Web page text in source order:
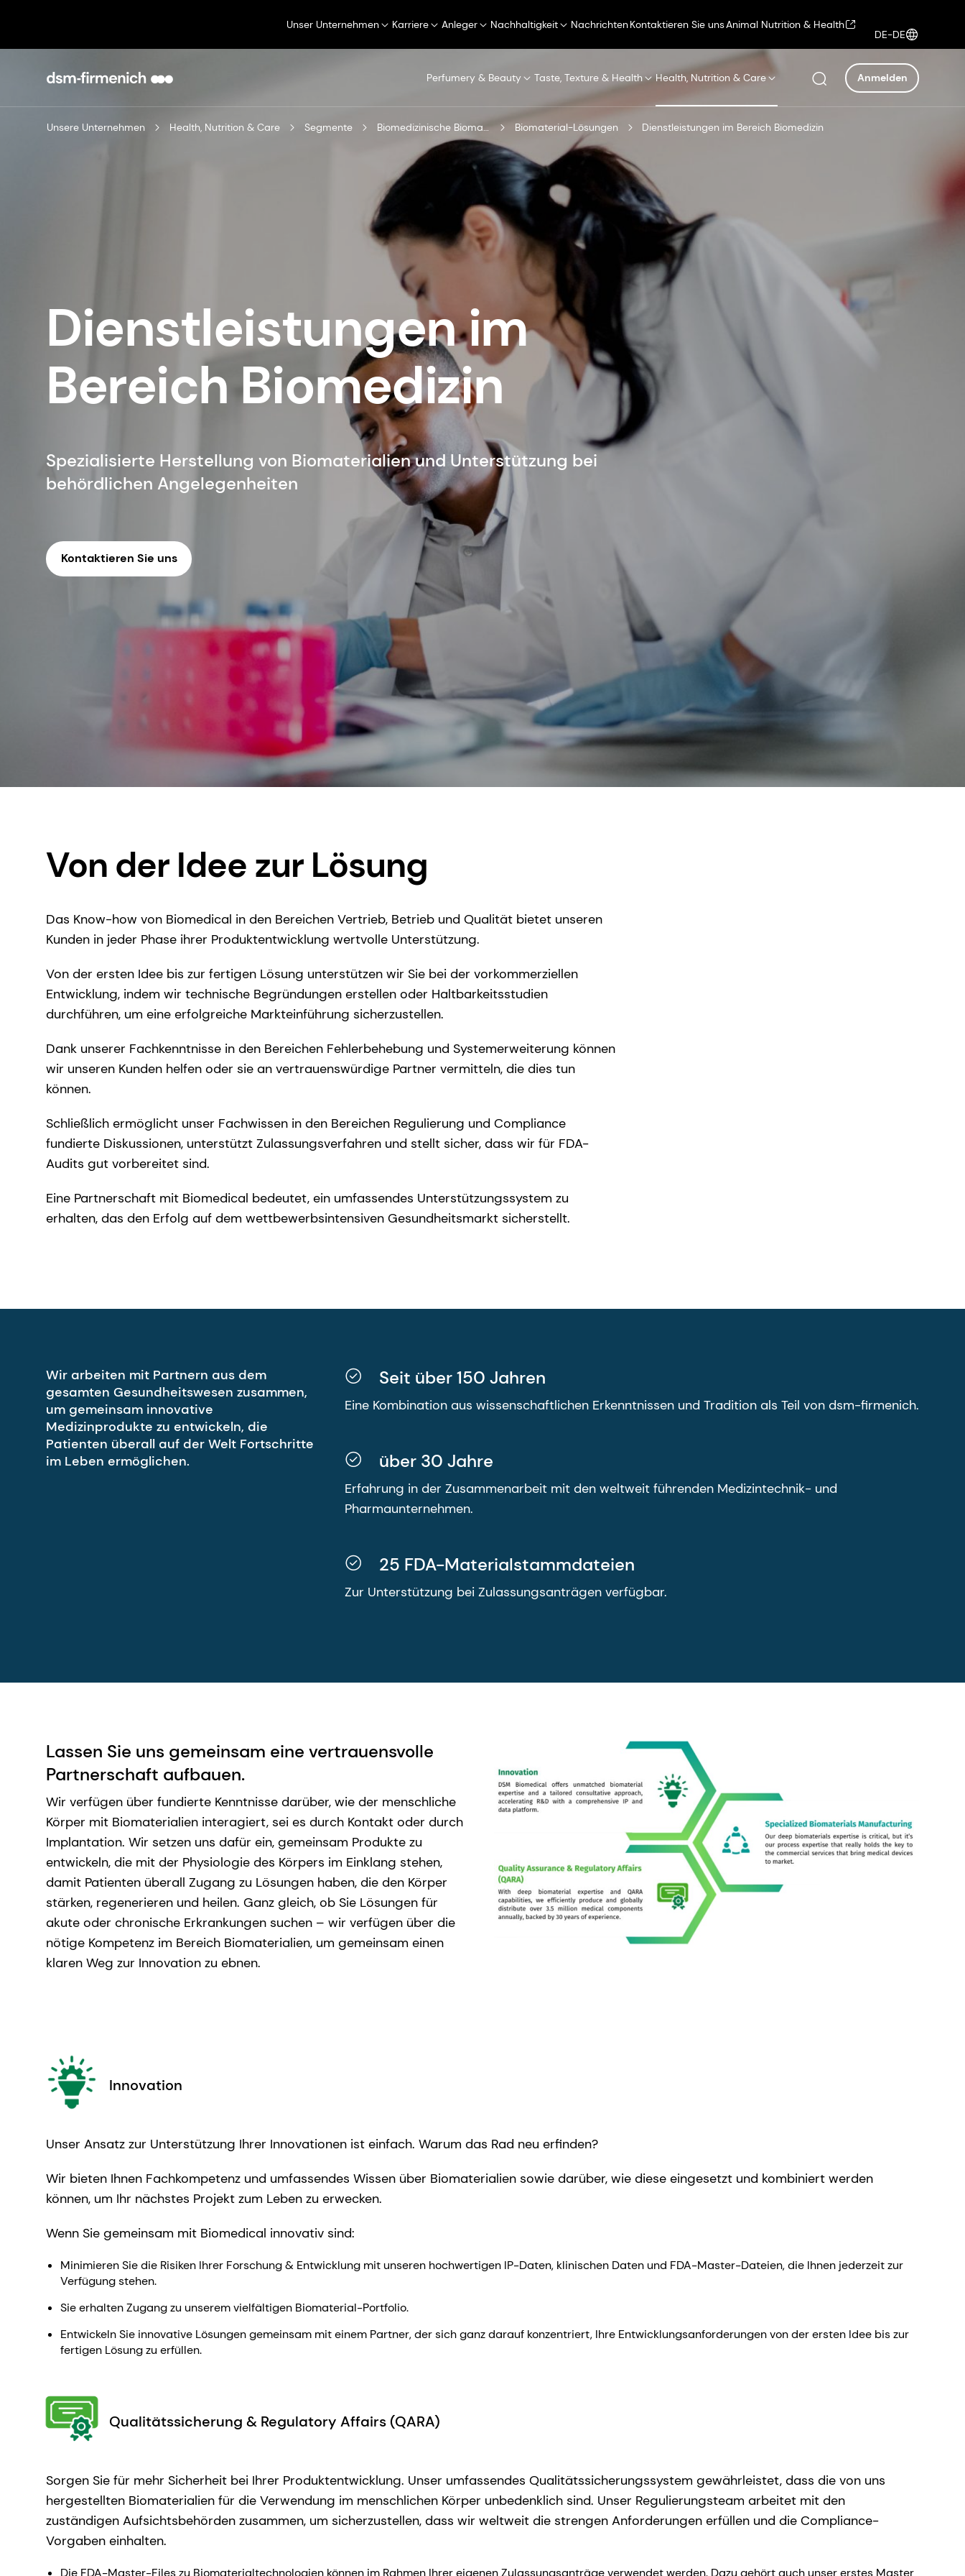
Unser Unternehmen Karriere Anleger Nachhaltigkeit NachrichtenKontaktieren Sie unsAnimal Nutrition & Health
DE-DE
Perfumery & Beauty Taste, Texture & Health Health, Nutrition & Care Anmelden
Unsere Unternehmen Health, Nutrition & Care Segmente Biomedizinische Biomaterialien Biomaterial-Lösungen Dienstleistungen im Bereich Biomedizin
Dienstleistungen im
Bereich Biomedizin
Spezialisierte Herstellung von Biomaterialien und Unterstützung bei
behördlichen Angelegenheiten
Kontaktieren Sie uns
Von der Idee zur Lösung
Das Know-how von Biomedical in den Bereichen Vertrieb, Betrieb und Qualität bietet unseren
Kunden in jeder Phase ihrer Produktentwicklung wertvolle Unterstützung.
Von der ersten Idee bis zur fertigen Lösung unterstützen wir Sie bei der vorkommerziellen
Entwicklung, indem wir technische Begründungen erstellen oder Haltbarkeitsstudien
durchführen, um eine erfolgreiche Markteinführung sicherzustellen.
Dank unserer Fachkenntnisse in den Bereichen Fehlerbehebung und Systemerweiterung können
wir unseren Kunden helfen oder sie an vertrauenswürdige Partner vermitteln, die dies tun
können.
Schließlich ermöglicht unser Fachwissen in den Bereichen Regulierung und Compliance
fundierte Diskussionen, unterstützt Zulassungsverfahren und stellt sicher, dass wir für FDA-
Audits gut vorbereitet sind.
Eine Partnerschaft mit Biomedical bedeutet, ein umfassendes Unterstützungssystem zu
erhalten, das den Erfolg auf dem wettbewerbsintensiven Gesundheitsmarkt sicherstellt.
Wir arbeiten mit Partnern aus dem
gesamten Gesundheitswesen zusammen,
um gemeinsam innovative
Medizinprodukte zu entwickeln, die
Patienten überall auf der Welt Fortschritte
im Leben ermöglichen.
Seit über 150 Jahren
Eine Kombination aus wissenschaftlichen Erkenntnissen und Tradition als Teil von dsm-firmenich.
über 30 Jahre
Erfahrung in der Zusammenarbeit mit den weltweit führenden Medizintechnik- und
Pharmaunternehmen.
25 FDA-Materialstammdateien
Zur Unterstützung bei Zulassungsanträgen verfügbar.
Lassen Sie uns gemeinsam eine vertrauensvolle
Partnerschaft aufbauen.
Wir verfügen über fundierte Kenntnisse darüber, wie der menschliche
Körper mit Biomaterialien interagiert, sei es durch Kontakt oder durch
Implantation. Wir setzen uns dafür ein, gemeinsam Produkte zu
entwickeln, die mit der Physiologie des Körpers im Einklang stehen,
damit Patienten überall Zugang zu Lösungen haben, die den Körper
stärken, regenerieren und heilen. Ganz gleich, ob Sie Lösungen für
akute oder chronische Erkrankungen suchen – wir verfügen über die
nötige Kompetenz im Bereich Biomaterialien, um gemeinsam einen
klaren Weg zur Innovation zu ebnen.
Innovation
Unser Ansatz zur Unterstützung Ihrer Innovationen ist einfach. Warum das Rad neu erfinden?
Wir bieten Ihnen Fachkompetenz und umfassendes Wissen über Biomaterialien sowie darüber, wie diese eingesetzt und kombiniert werden
können, um Ihr nächstes Projekt zum Leben zu erwecken.
Wenn Sie gemeinsam mit Biomedical innovativ sind:
Minimieren Sie die Risiken Ihrer Forschung & Entwicklung mit unseren hochwertigen IP-Daten, klinischen Daten und FDA-Master-Dateien, die Ihnen jederzeit zur
Verfügung stehen.
Sie erhalten Zugang zu unserem vielfältigen Biomaterial-Portfolio.
Entwickeln Sie innovative Lösungen gemeinsam mit einem Partner, der sich ganz darauf konzentriert, Ihre Entwicklungsanforderungen von der ersten Idee bis zur
fertigen Lösung zu erfüllen.
Qualitätssicherung & Regulatory Affairs (QARA)
Sorgen Sie für mehr Sicherheit bei Ihrer Produktentwicklung. Unser umfassendes Qualitätssicherungssystem gewährleistet, dass die von uns
hergestellten Biomaterialien für die Verwendung im menschlichen Körper unbedenklich sind. Unser Regulierungsteam arbeitet mit den
zuständigen Aufsichtsbehörden zusammen, um sicherzustellen, dass wir weltweit die strengen Anforderungen erfüllen und die Compliance-
Vorgaben einhalten.